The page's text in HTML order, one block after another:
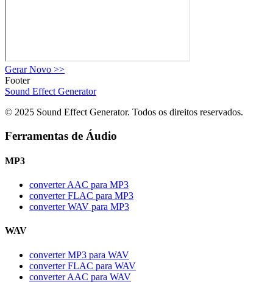
Gerar Novo >>
Footer
Sound Effect Generator
© 2025 Sound Effect Generator. Todos os direitos reservados.
Ferramentas de Áudio
MP3
converter AAC para MP3
converter FLAC para MP3
converter WAV para MP3
WAV
converter MP3 para WAV
converter FLAC para WAV
converter AAC para WAV